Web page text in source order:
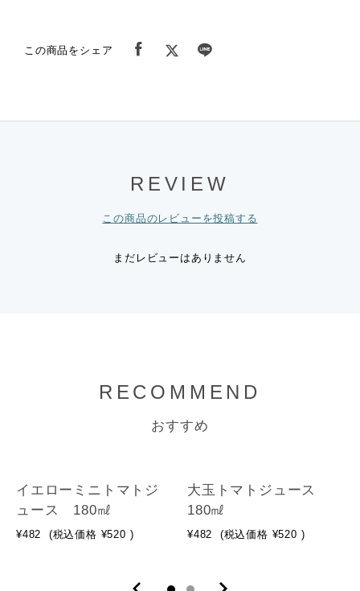
この商品をシェア
REVIEW
この商品のレビューを投稿する
まだレビューはありません
RECOMMEND
おすすめ
イエローミニトマトジ
ュース 180㎖
¥482 (税込価格 ¥520 )
大玉トマトジュース
180㎖
¥482 (税込価格 ¥520 )